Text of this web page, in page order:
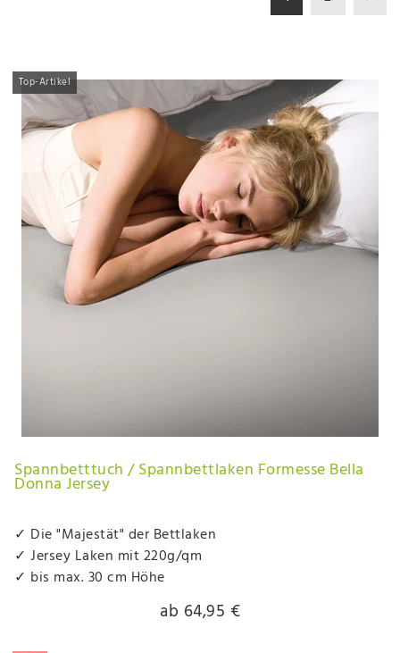
Top-Artikel
Spannbetttuch / Spannbettlaken Formesse Bella
Donna Jersey
✓ Die "Majestät" der Bettlaken
✓ Jersey Laken mit 220g/qm
✓ bis max. 30 cm Höhe
ab 64,95 €